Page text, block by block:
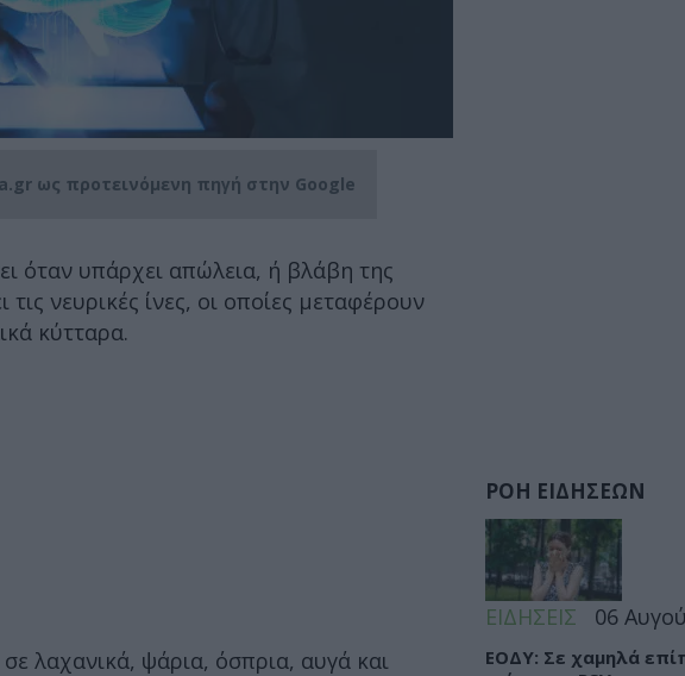
ως προτεινόμενη πηγή στην Google
όταν υπάρχει απώλεια, ή βλάβη της
νευρικές ίνες, οι οποίες μεταφέρουν
κύτταρα.
λαχανικά, ψάρια, όσπρια, αυγά και
ΡΟΗ ΕΙΔΗΣΕΩΝ
ΕΙΔΗΣΕΙΣ 06
ΕΟΔΥ: Σε χαμηλά